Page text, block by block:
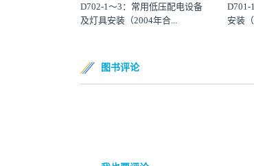
D702-1～3：常用低压配电设备
及灯具安装（2004年合...
D701-
安装
图书评论